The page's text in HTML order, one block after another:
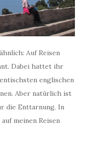
Auf Reisen
Dabei hattet ihr
englischen
Aber natürlich ist
die Enttarnung. In
meinen Reisen